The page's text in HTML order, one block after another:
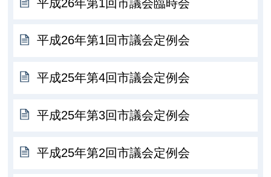
平成26年第1回市議会臨時会
平成26年第1回市議会定例会
平成25年第4回市議会定例会
平成25年第3回市議会定例会
平成25年第2回市議会定例会